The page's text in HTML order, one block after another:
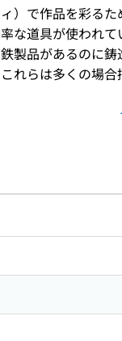
）で作品を彩るた
な道具が使われて
製品があるのに鋳
れらは多くの場合
リンク